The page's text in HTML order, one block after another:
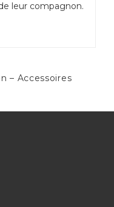
leur compagnon.
– Accessoires